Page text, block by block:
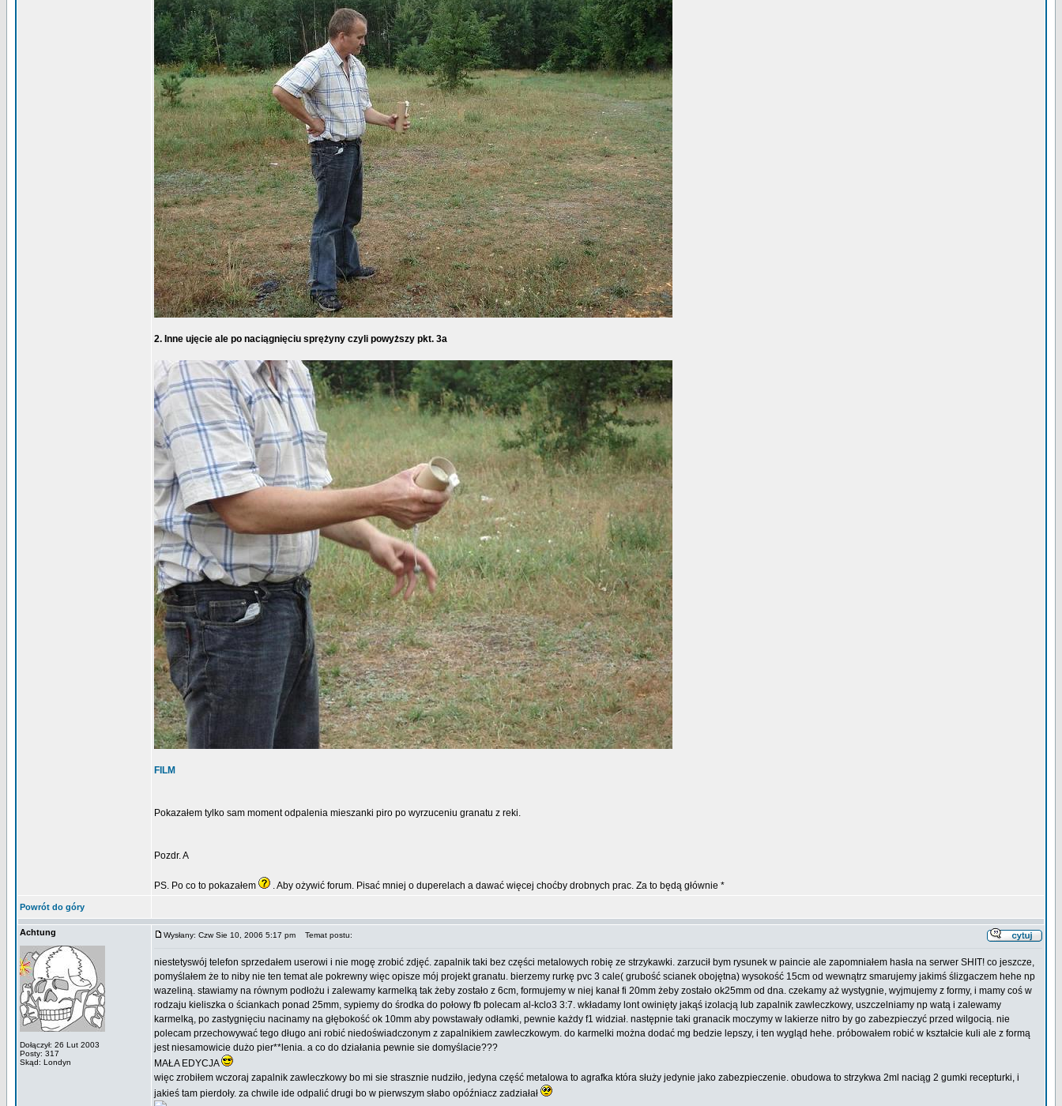
2. Inne ujęcie ale po naciągnięciu sprężyny czyli powyższy pkt. 3a
FILM
Pokazałem tylko sam moment odpalenia mieszanki piro po wyrzuceniu granatu z reki.
Pozdr. A
PS. Po co to pokazałem . Aby ożywić forum. Pisać mniej o duperelach a dawać więcej choćby drobnych prac. Za to będą głównie *
Powrót do góry
Achtung
Dołączył: 26 Lut 2003
Posty: 317
Skąd: Londyn
Wysłany: Czw Sie 10, 2006 5:17 pm Temat postu:
niestetyswój telefon sprzedałem userowi i nie mogę zrobić zdjęć. zapalnik taki bez części metalowych robię ze strzykawki. zarzucił bym rysunek w paincie ale zapomniałem hasła na serwer SHIT! co jeszcze,
pomyślałem że to niby nie ten temat ale pokrewny więc opisze mój projekt granatu. bierzemy rurkę pvc 3 cale( grubość scianek obojętna) wysokość 15cm od wewnątrz smarujemy jakimś ślizgaczem hehe np
wazeliną. stawiamy na równym podłożu i zalewamy karmelką tak żeby zostało z 6cm, formujemy w niej kanał fi 20mm żeby zostało ok25mm od dna. czekamy aż wystygnie, wyjmujemy z formy, i mamy coś w
rodzaju kieliszka o ściankach ponad 25mm, sypiemy do środka do połowy fb polecam al-kclo3 3:7. wkładamy lont owinięty jakąś izolacją lub zapalnik zawleczkowy, uszczelniamy np watą i zalewamy
karmelką, po zastygnięciu nacinamy na głębokość ok 10mm aby powstawały odłamki, pewnie każdy f1 widział. następnie taki granacik moczymy w lakierze nitro by go zabezpieczyć przed wilgocią. nie
polecam przechowywać tego długo ani robić niedoświadczonym z zapalnikiem zawleczkowym. do karmelki można dodać mg bedzie lepszy, i ten wygląd hehe. próbowałem robić w kształcie kuli ale z formą
jest niesamowicie dużo pier**lenia. a co do działania pewnie sie domyślacie???
MAŁA EDYCJA
więc zrobiłem wczoraj zapalnik zawleczkowy bo mi sie strasznie nudziło, jedyna część metalowa to agrafka która służy jedynie jako zabezpieczenie. obudowa to strzykwa 2ml naciąg 2 gumki recepturki, i
jakieś tam pierdoły. za chwile ide odpalić drugi bo w pierwszym słabo opóźniacz zadziałał